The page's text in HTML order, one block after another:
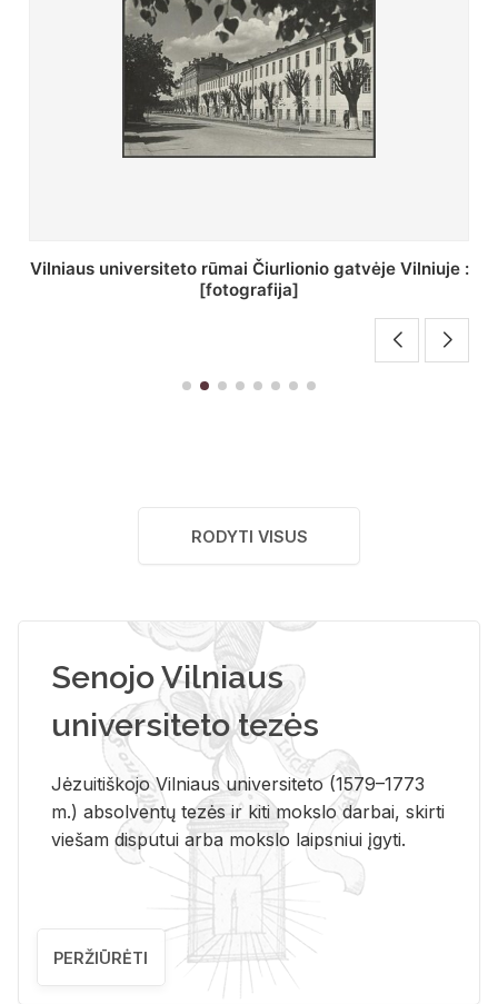
St. Batoro universiteto J. Pilsudskio kolegija :
[fotografija]
RODYTI VISUS
Senojo Vilniaus
universiteto tezės
Jėzuitiškojo Vilniaus universiteto (1579–1773
m.) absolventų tezės ir kiti mokslo darbai, skirti
viešam disputui arba mokslo laipsniui įgyti.
PERŽIŪRĖTI